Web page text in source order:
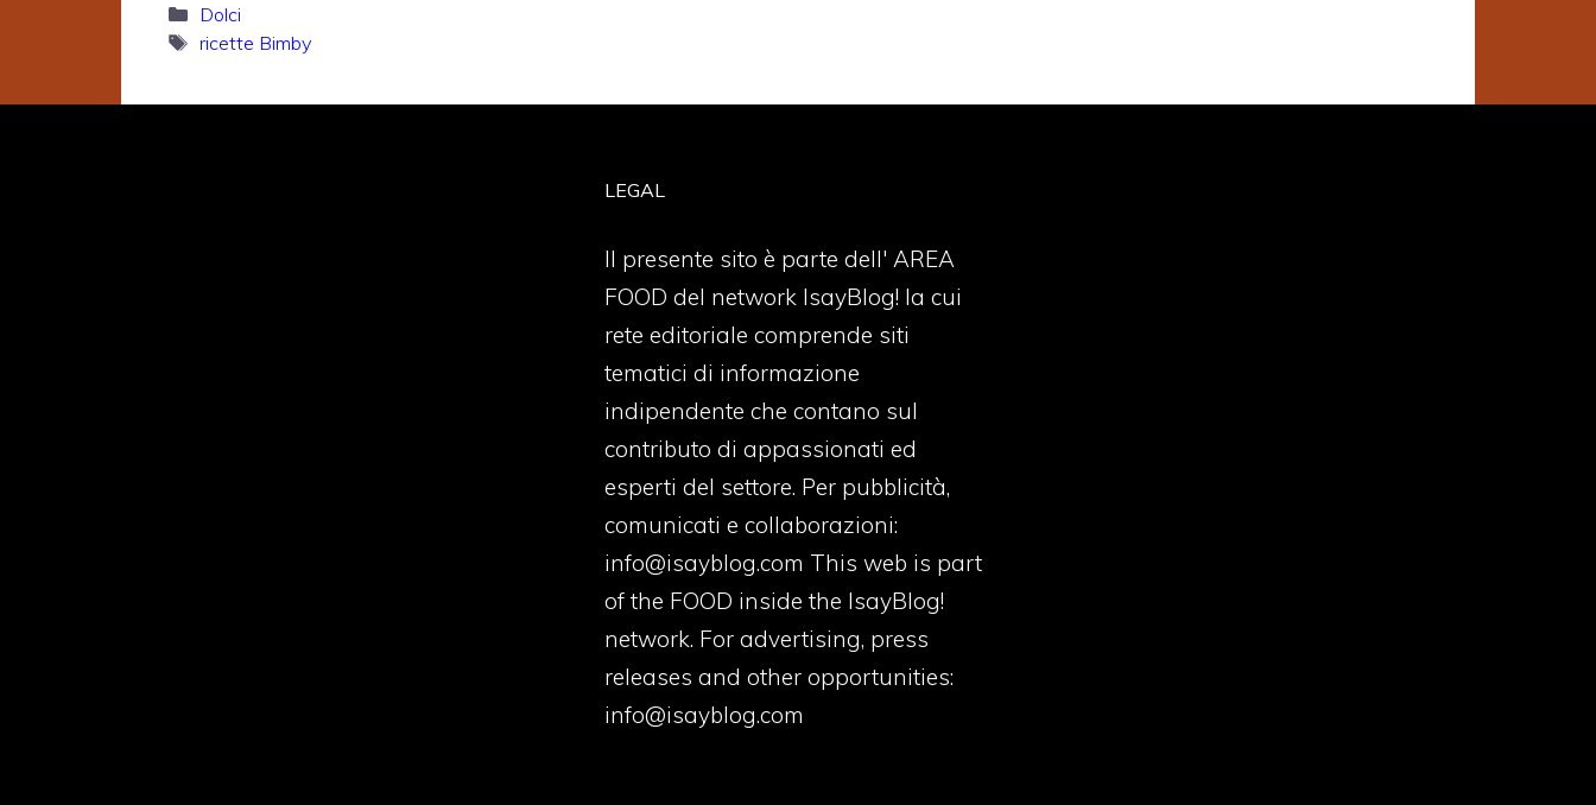
Categorie
Dolci
Tag
ricette Bimby
LEGAL
Il presente sito è parte dell' AREA
FOOD del network IsayBlog! la cui
rete editoriale comprende siti
tematici di informazione
indipendente che contano sul
contributo di appassionati ed
esperti del settore. Per pubblicità,
comunicati e collaborazioni:
info@isayblog.com This web is part
of the FOOD inside the IsayBlog!
network. For advertising, press
releases and other opportunities:
info@isayblog.com